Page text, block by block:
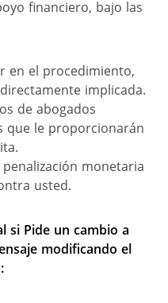
financiero, bajo las
en el procedimiento,
implicada.
de abogados
que le proporcionarán
monetaria
usted.
si Pide un cambio a
modificando el